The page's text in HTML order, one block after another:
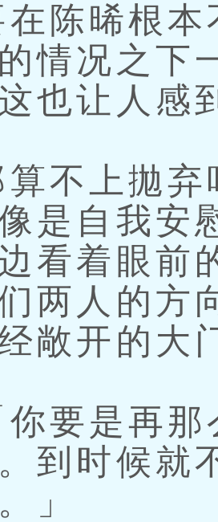
陈晞根本
情况之下
也让人感
不上拋弃
是自我安
看着眼前
两人的方
敞开的大
要是再那
到时候就
」